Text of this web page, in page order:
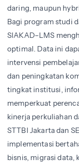
daring, maupun
Bagi program studi
SIAKAD–LMS
optimal. Data ini
intervensi
dan peningkatan
tingkat institusi,
memperkuat
kinerja perkuliahan
STTBI Jakarta dan
implementasi
bisnis, migrasi data,